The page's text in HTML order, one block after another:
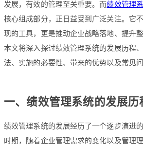
发展，有效的管理至关重要。而绩效管理
核心组成部分，正日益受到广泛关注。它
现的工具，更是推动企业战略落地、提升
本文将深入探讨绩效管理系统的发展历程
法、实施的必要性、带来的优势以及常见问
一、绩效管理系统的发展历
绩效管理系统的发展经历了一个逐步演进
时期，随着企业管理需求的变化以及管理